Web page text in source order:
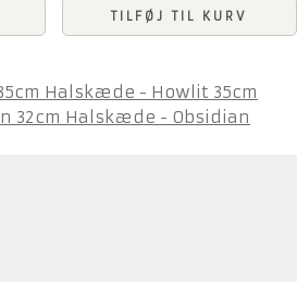
TILFØJ TIL KURV
Halskæde - Howlit 35cm
Halskæde - Obsidian